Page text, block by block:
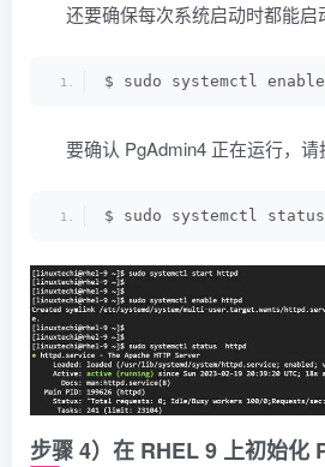
还要确保每次系统启动时都能启
$ sudo systemctl
要确认 PgAdmin4 正在运行，请
$ sudo systemctl
步骤 4）在 RHEL 9 上初始化